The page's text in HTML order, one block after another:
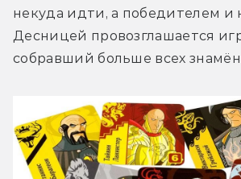
некуда идти, а победителем и
Десницей провозглашается
собравший больше всех